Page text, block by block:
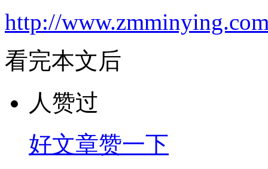
http://
看完本文后
人赞过
好文章赞一下